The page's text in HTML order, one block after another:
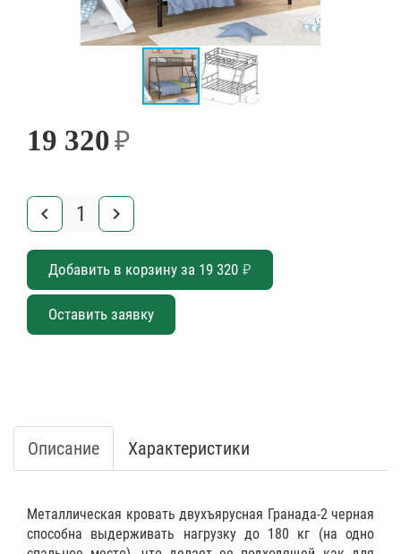
19 320₽
keyboard_arrow_left keyboard_arrow_right
Добавить в корзину за 19 320 ₽
Оставить заявку
Описание Характеристики
Металлическая кровать двухъярусная Гранада-2 черная
способна выдерживать нагрузку до 180 кг (на одно